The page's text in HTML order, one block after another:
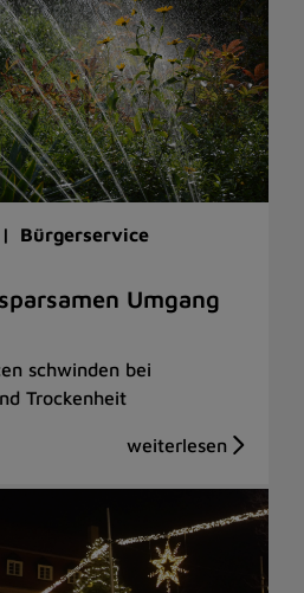
Bürgerservice
Umgang
schwinden bei
Trockenheit